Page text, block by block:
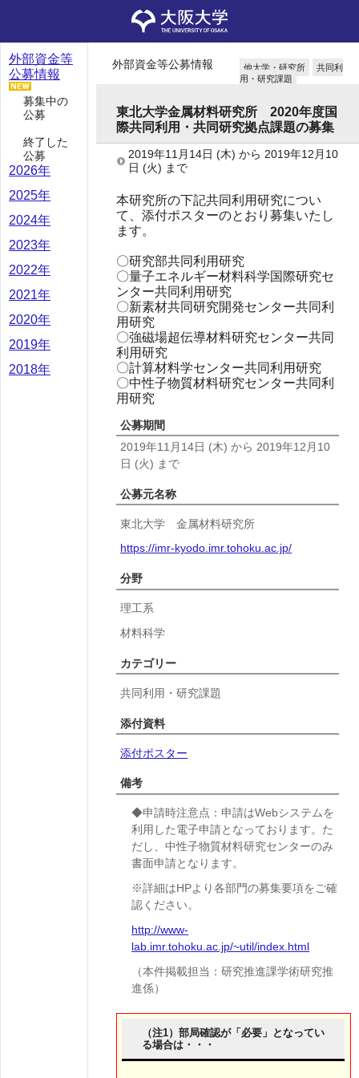
外部資金等
公募情報
募集中の
公募
終了した
公募
2026年
2025年
2024年
2023年
2022年
2021年
2020年
2019年
2018年
外部資金等公募情報 他大学・研究所
共同利
用・研究課題
東北大学金属材料研究所 2020年度国
際共同利用・共同研究拠点課題の募集
2019年11月14日 (木) から 2019年12月10
日 (火) まで
本研究所の下記共同利用研究につい
て、添付ポスターのとおり募集いたし
ます。
〇研究部共同利用研究
〇量子エネルギー材料科学国際研究セ
ンター共同利用研究
〇新素材共同研究開発センター共同利
用研究
〇強磁場超伝導材料研究センター共同
利用研究
〇計算材料学センター共同利用研究
〇中性子物質材料研究センター共同利
用研究
公募期間
2019年11月14日 (木) から 2019年12月10
日 (火) まで
公募元名称
東北大学 金属材料研究所
https://imr-kyodo.imr.tohoku.ac.jp/
分野
理工系
材料科学
カテゴリー
共同利用・研究課題
添付資料
添付ポスター
備考
◆申請時注意点：申請はWebシステムを
利用した電子申請となっております。た
だし、中性子物質材料研究センターのみ
書面申請となります。
※詳細はHPより各部門の募集要項をご確
認ください。
http://www-
lab.imr.tohoku.ac.jp/~util/index.html
（本件掲載担当：研究推進課学術研究推
進係）
（注1）部局確認が「必要」となってい
る場合は・・・